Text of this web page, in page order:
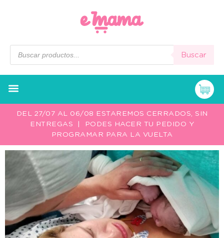
Buscar
DEL 27/07 AL 06/08 ESTAREMOS CERRADOS, SIN
ENTREGAS | PODES HACER TU PEDIDO Y
PROGRAMAR PARA LA VUELTA